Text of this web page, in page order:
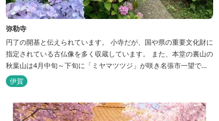
弥勒寺
円了の開基と伝えられています。 小寺だが、国や県の重要文化財に
指定されている古仏像を多く収蔵しています。 また、本堂の裏山の
秋葉山は4月中旬～下旬に「ミヤマツツジ」が咲き名張市一望でき
る名所でもあります。 6月中旬～7月中旬には「アジサイ」が見事
です。国宝の目前で写経、並びにツーショット撮影ができ、御朱印
建年代：平...
伊賀